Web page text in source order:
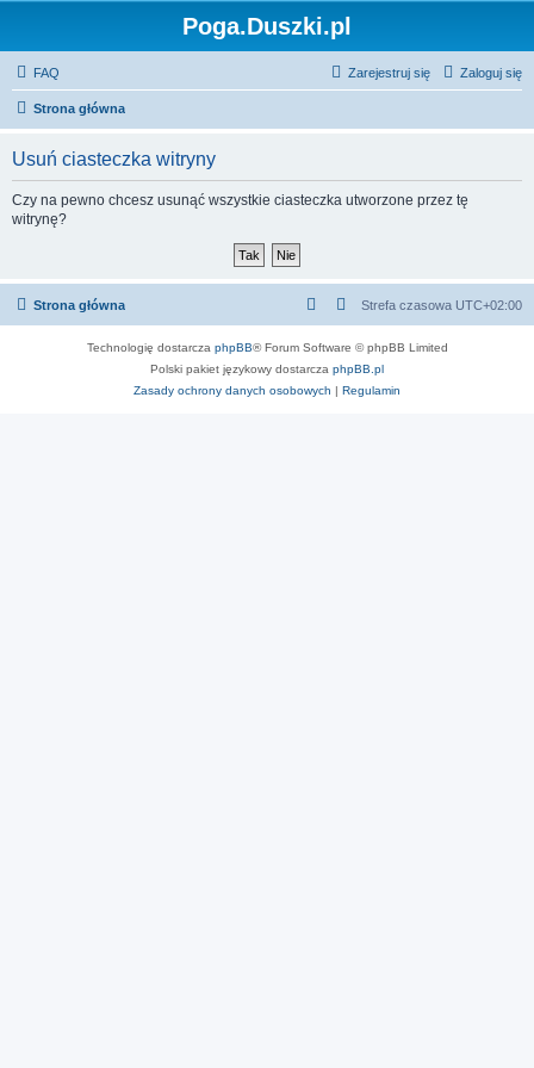
Poga.Duszki.pl
FAQ Zaloguj się
Zarejestruj się
Strona główna
Usuń ciasteczka witryny
Czy na pewno chcesz usunąć wszystkie ciasteczka utworzone przez tę
witrynę?
Strona główna Strefa czasowa UTC+02:00
Technologię dostarcza phpBB® Forum Software © phpBB Limited
Polski pakiet językowy dostarcza phpBB.pl
Zasady ochrony danych osobowych | Regulamin